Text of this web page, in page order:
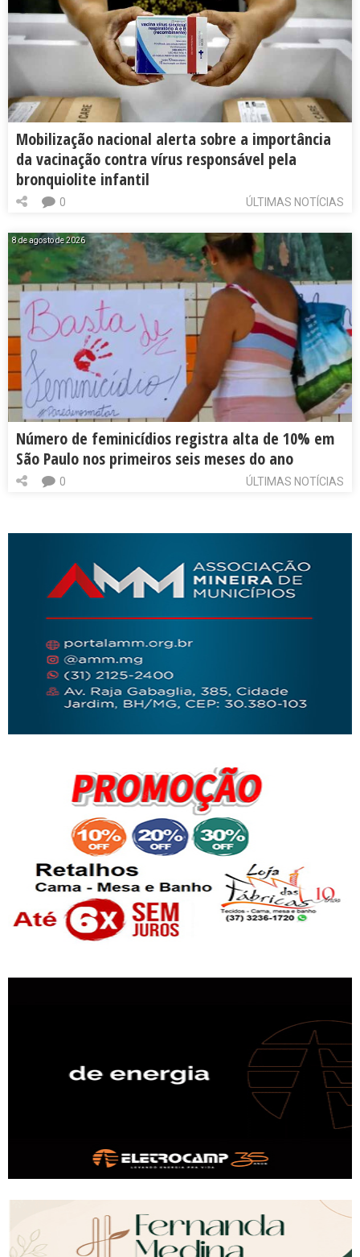
Mobilização nacional alerta sobre a importância
da vacinação contra vírus responsável pela
bronquiolite infantil
ÚLTIMAS NOTÍCIAS
0
8 de agosto de 2026
Número de feminicídios registra alta de 10% em
São Paulo nos primeiros seis meses do ano
ÚLTIMAS NOTÍCIAS
0